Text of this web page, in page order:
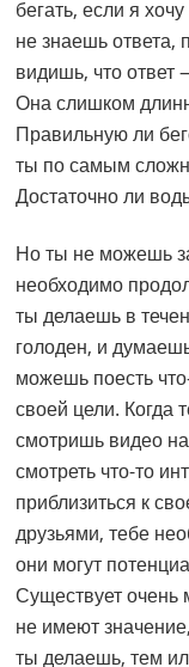
бегать, если я
не знаешь ответа,
видишь, что ответ
Она слишком
Правильную ли
ты по самым
Достаточно ли
Но ты не можешь
необходимо
ты делаешь в
голоден, и
можешь поесть
своей цели. Когда
смотришь видео
смотреть что-то
приблизиться к
друзьями, тебе
они могут
Существует очень
не имеют
ты делаешь, тем